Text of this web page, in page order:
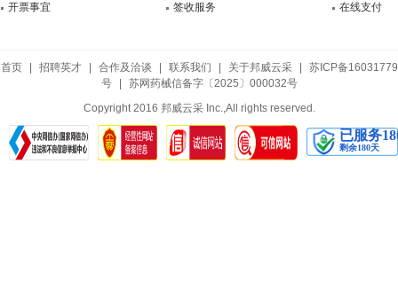
开票事宜
签收服务
在线支付
首页| 招聘英才| 合作及洽谈 联系我们 关于邦威云采| 苏ICP备16031779
号| 苏网药械信备字〔2025〕000032号
Copyright 2016 邦威云采 Inc.,All rights reserved.